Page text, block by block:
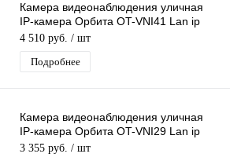
Камера видеонаблюдения уличная
IP-камера Орбита OT-VNI41 Lan ip
камера 5 Mpix 2,8-12мм для дома и
др
4 510 руб. / шт
Подробнее
Камера видеонаблюдения уличная
IP-камера Орбита OT-VNI29 Lan ip
камера 5 Mpix 3,6мм для дома и др.
3 355 руб. / шт